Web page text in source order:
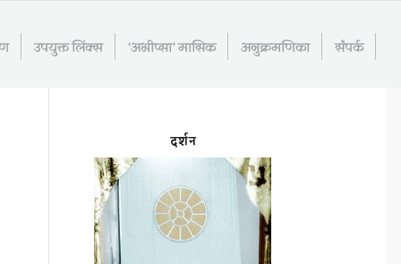
उपयुक्त लिंक्स ‘अभीप्सा’ मासिक अनुक्रमणिका संपर्क
दर्शन